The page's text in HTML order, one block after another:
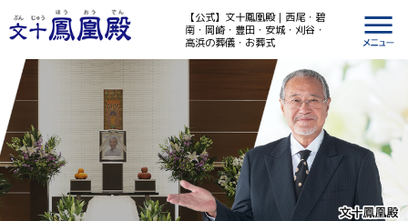
【公式】文十鳳凰殿｜西尾・碧
南・岡崎・豊田・安城・刈谷・
高浜の葬儀・お葬式